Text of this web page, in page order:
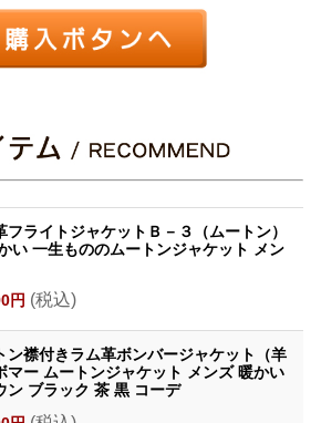
フライトジャケットＢ－３（ムートン）
い 一生もののムートンジャケット メン
円 (税込)
ン襟付きラム革ボンバージャケット（羊
マー ムートンジャケット メンズ 暖かい
ン ブラック 茶 黒 コーデ